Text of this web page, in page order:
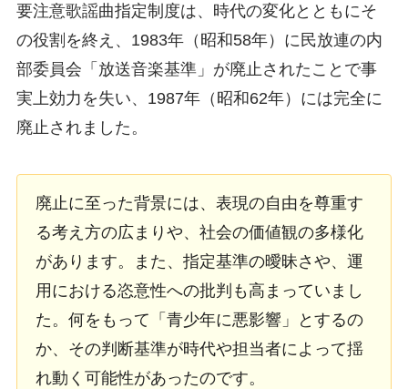
要注意歌謡曲指定制度は、時代の変化とともにそ
の役割を終え、1983年（昭和58年）に民放連の内
部委員会「放送音楽基準」が廃止されたことで事
実上効力を失い、1987年（昭和62年）には完全に
廃止されました。
廃止に至った背景には、表現の自由を尊重す
る考え方の広まりや、社会の価値観の多様化
があります。また、指定基準の曖昧さや、運
用における恣意性への批判も高まっていまし
た。何をもって「青少年に悪影響」とするの
か、その判断基準が時代や担当者によって揺
れ動く可能性があったのです。